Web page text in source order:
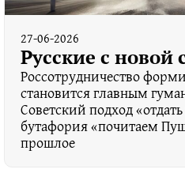
27-06-2026
Русские с новой
Россотрудничество
становится главным
Советский подход
бутафория «почитаем
прошлое